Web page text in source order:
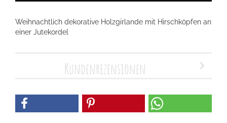
Weihnachtlich dekorative Holzgirlande mit Hirschköpfen an
einer Jutekordel
Kundenrezensionen